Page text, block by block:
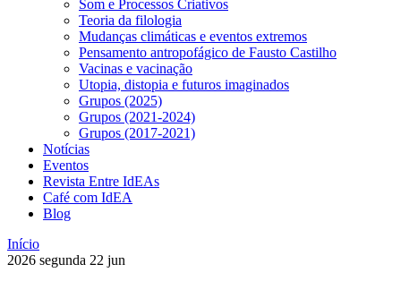
Som e Processos Criativos
Teoria da filologia
Mudanças climáticas e eventos extremos
Pensamento antropofágico de Fausto Castilho
Vacinas e vacinação
Utopia, distopia e futuros imaginados
Grupos (2025)
Grupos (2021-2024)
Grupos (2017-2021)
Notícias
Eventos
Revista Entre IdEAs
Café com IdEA
Blog
Início
2026 segunda 22 jun